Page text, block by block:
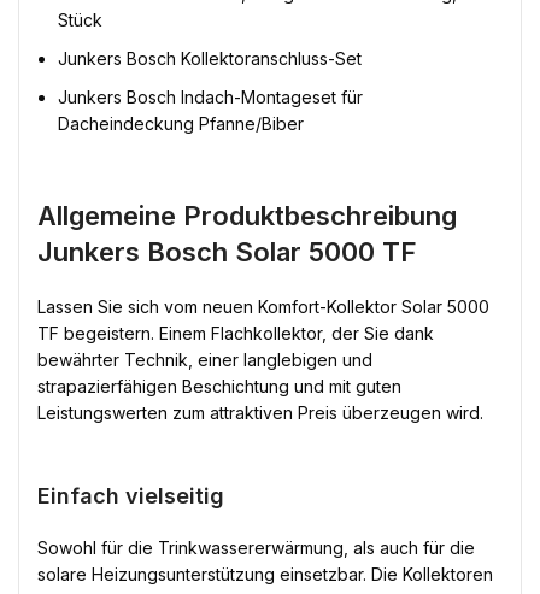
Stück
Junkers Bosch Kollektoranschluss-Set
Junkers Bosch Indach-Montageset für
Dacheindeckung Pfanne/Biber
Allgemeine Produktbeschreibung
Junkers Bosch Solar 5000 TF
Lassen Sie sich vom neuen Komfort-Kollektor Solar 5000
TF begeistern. Einem Flachkollektor, der Sie dank
bewährter Technik, einer langlebigen und
strapazierfähigen Beschichtung und mit guten
Leistungswerten zum attraktiven Preis überzeugen wird.
Einfach vielseitig
Sowohl für die Trinkwassererwärmung, als auch für die
solare Heizungsunterstützung einsetzbar. Die Kollektoren